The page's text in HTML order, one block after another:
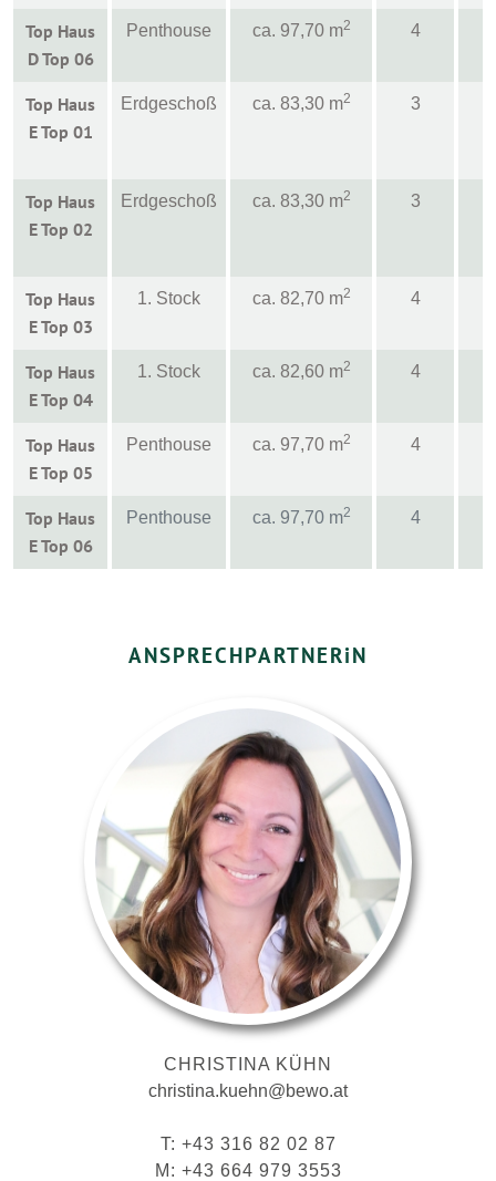
Top Haus
D Top 06
Penthouse ca. 97,70 m2 4
Top Haus
E Top 01
Erdgeschoß ca. 83,30 m2 3
Top Haus
E Top 02
Erdgeschoß ca. 83,30 m2 3
Top Haus
E Top 03
1. Stock ca. 82,70 m2 4
Top Haus
E Top 04
1. Stock ca. 82,60 m2 4
Top Haus
E Top 05
Penthouse ca. 97,70 m2 4
Top Haus
E Top 06
Penthouse ca. 97,70 m2 4
ANSPRECHPARTNERiN
CHRISTINA KÜHN
christina.kuehn@bewo.at
T: +43 316 82 02 87
M: +43 664 979 3553